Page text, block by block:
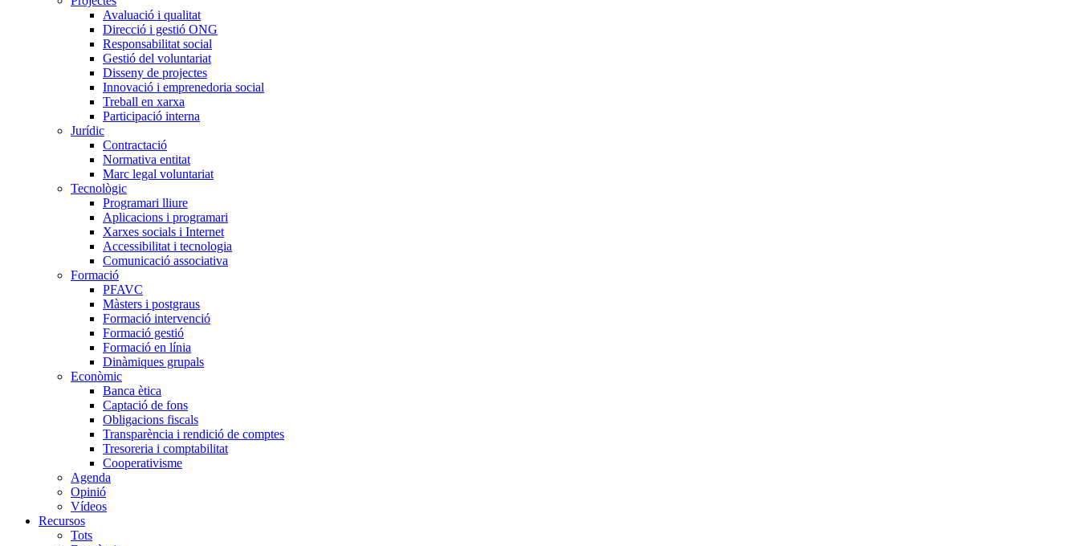
Avaluació i qualitat
Direcció i gestió ONG
Responsabilitat social
Gestió del voluntariat
Disseny de projectes
Innovació i emprenedoria social
Treball en xarxa
Participació interna
Jurídic
Contractació
Normativa entitat
Marc legal voluntariat
Tecnològic
Programari lliure
Aplicacions i programari
Xarxes socials i Internet
Accessibilitat i tecnologia
Comunicació associativa
Formació
PFAVC
Màsters i postgraus
Formació intervenció
Formació gestió
Formació en línia
Dinàmiques grupals
Econòmic
Banca ètica
Captació de fons
Obligacions fiscals
Transparència i rendició de comptes
Tresoreria i comptabilitat
Cooperativisme
Agenda
Opinió
Vídeos
Recursos
Tots